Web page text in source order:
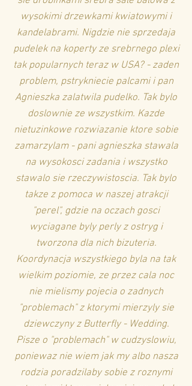
wysokimi drzewkami kwiatowymi i
kandelabrami. Nigdzie nie sprzedaja
pudelek na koperty ze srebrnego plexi
tak popularnych teraz w USA? - zaden
problem, pstrykniecie palcami i pan
Agnieszka zalatwila pudelko. Tak bylo
doslownie ze wszystkim. Kazde
nietuzinkowe rozwiazanie ktore sobie
zamarzylam - pani agnieszka stawala
na wysokosci zadania i wszystko
stawalo sie rzeczywistoscia. Tak bylo
takze z pomoca w naszej atrakcji
"perel", gdzie na oczach gosci
wyciagane byly perly z ostryg i
tworzona dla nich bizuteria.
Koordynacja wszystkiego byla na tak
wielkim poziomie, ze przez cala noc
nie mielismy pojecia o zadnych
"problemach" z ktorymi mierzyly sie
dziewczyny z Butterfly - Wedding.
Pisze o "problemach" w cudzyslowiu,
poniewaz nie wiem jak my albo nasza
rodzia poradzilaby sobie z roznymi